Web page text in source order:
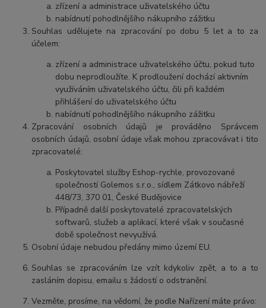
zřízení a administrace uživatelského účtu
nabídnutí pohodlnějšího nákupního zážitku
Souhlas udělujete na zpracování po dobu 5 leta to za
účelem:
zřízení a administrace uživatelského účtu, pokud tuto
dobu neprodloužíte. K prodloužení dochází aktivním
využíváním uživatelského účtu, čili při každém
přihlášení do uživatelského účtu
nabídnutí pohodlnějšího nákupního zážitku
Zpracování osobních údajů je prováděno Správcem
osobních údajů, osobní údaje však mohou zpracovávat i tito
zpracovatelé:
Poskytovatel služby Eshop-rychle, provozované
společností Golemos s.r.o., sídlem Zátkovo nábřeží
448/73, 370 01, České Budějovice
Případně další poskytovatelé zpracovatelských
softwarů, služeb a aplikací, které však v současné
době společnost nevyužívá.
Osobní údaje nebudou předány mimo území EU.
Souhlas se zpracováním lze vzít kdykoliv zpět, a to a to
zasláním dopisu, emailu s žádostí o odstranění.
Vezměte, prosíme, na vědomí, že podle Nařízení máte právo: